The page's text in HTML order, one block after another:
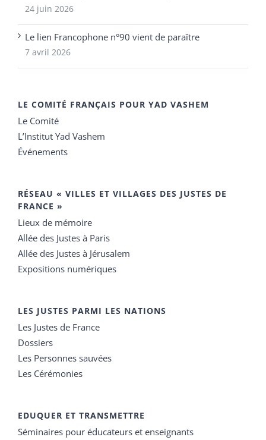
24 juin 2026
Le lien Francophone n°90 vient de paraître
7 avril 2026
LE COMITÉ FRANÇAIS POUR YAD VASHEM
Le Comité
L’Institut Yad Vashem
Événements
RÉSEAU « VILLES ET VILLAGES DES JUSTES DE
FRANCE »
Lieux de mémoire
Allée des Justes à Paris
Allée des Justes à Jérusalem
Expositions numériques
LES JUSTES PARMI LES NATIONS
Les Justes de France
Dossiers
Les Personnes sauvées
Les Cérémonies
EDUQUER ET TRANSMETTRE
Séminaires pour éducateurs et enseignants